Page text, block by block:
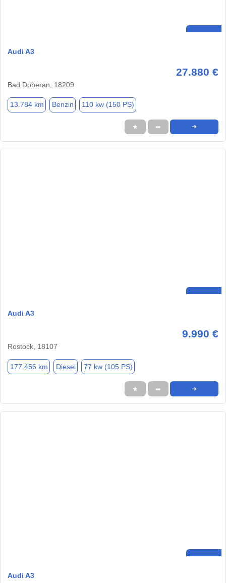
Audi A3
27.880 €
Bad Doberan, 18209
13.784 km Benzin 110 kw (150 PS)
★ ➦ ➜
Audi A3
9.990 €
Rostock, 18107
177.456 km Diesel 77 kw (105 PS)
★ ➦ ➜
Audi A3